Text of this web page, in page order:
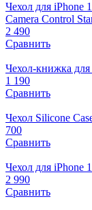
Чехол для iPhone
Camera Control
2 490
Сравнить
Чехол-книжка
1 190
Сравнить
Чехол Silicone
700
Сравнить
Чехол для iPhone
2 990
Сравнить